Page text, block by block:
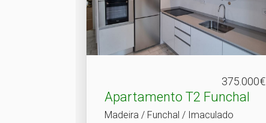
375.000€
Apartamento T2 Funchal
Madeira / Funchal / Imaculado